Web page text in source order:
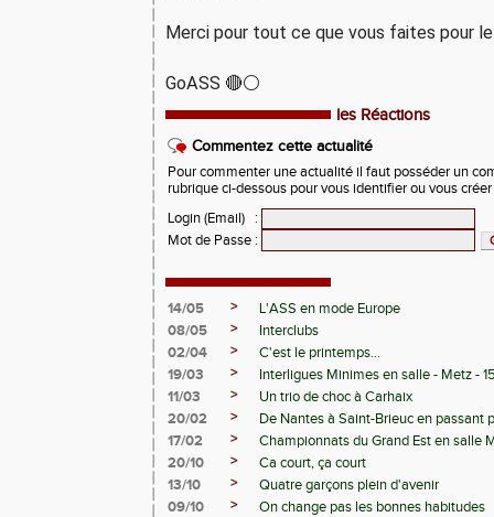
Merci pour tout ce que vous faites pour
GoASS 🔴⚪
les Réactions
Commentez cette actualité
Pour commenter une actualité il faut posséder un
rubrique ci-dessous pour vous identifier ou vous
Login (Email)
:
Mot de Passe :
14/05 >
L'ASS en mode Europe
08/05
>
Interclubs
02/04
>
C'est le printemps...
19/03
>
Interligues Minimes en salle - Metz -
11/03
>
Un trio de choc à Carhaix
20/02
>
De Nantes à Saint-Brieuc en passant
17/02
>
Championnats du Grand Est en salle
20/10
>
Ca court, ça court
13/10
>
Quatre garçons plein d'avenir
09/10
>
On change pas les bonnes habitudes